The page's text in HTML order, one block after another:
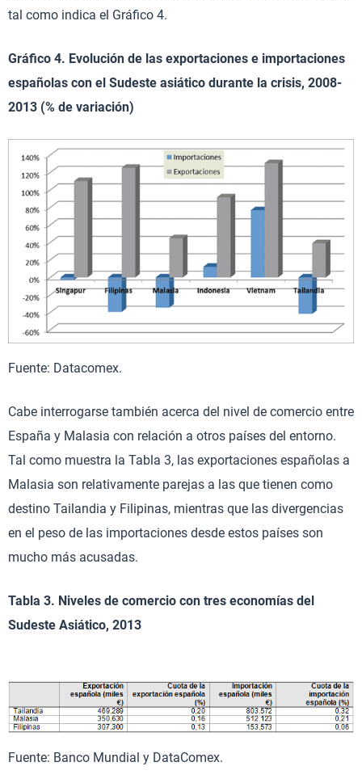
tal como indica el Gráfico 4.
Gráfico 4. Evolución de las exportaciones e importaciones
españolas con el Sudeste asiático durante la crisis, 2008-
2013 (% de variación)
Fuente: Datacomex.
Cabe interrogarse también acerca del nivel de comercio entre
España y Malasia con relación a otros países del entorno.
Tal como muestra la Tabla 3, las exportaciones españolas a
Malasia son relativamente parejas a las que tienen como
destino Tailandia y Filipinas, mientras que las divergencias
en el peso de las importaciones desde estos países son
mucho más acusadas.
Tabla 3. Niveles de comercio con tres economías del
Sudeste Asiático, 2013
Fuente: Banco Mundial y DataComex.